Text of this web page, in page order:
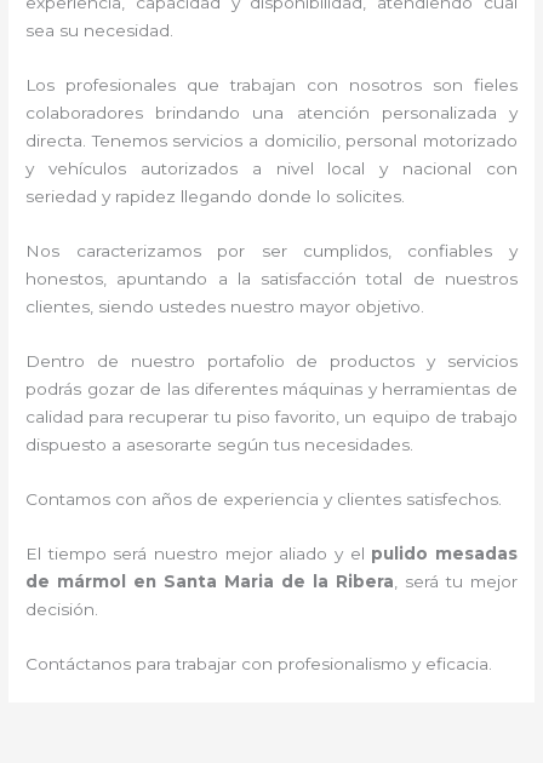
sea su necesidad.
Los profesionales que trabajan con nosotros son fieles
colaboradores brindando una atención personalizada y
directa. Tenemos servicios a domicilio, personal motorizado
y vehículos autorizados a nivel local y nacional con
seriedad y rapidez llegando donde lo solicites.
Nos caracterizamos por ser cumplidos, confiables y
honestos, apuntando a la satisfacción total de nuestros
clientes, siendo ustedes nuestro mayor objetivo.
Dentro de nuestro portafolio de productos y servicios
podrás gozar de las diferentes máquinas y herramientas de
calidad para recuperar tu piso favorito, un equipo de trabajo
dispuesto a asesorarte según tus necesidades.
Contamos con años de experiencia y clientes satisfechos.
El tiempo será nuestro mejor aliado y el pulido mesadas
de mármol
en Santa Maria de la Ribera , será tu mejor
decisión.
Contáctanos para trabajar con profesionalismo y eficacia.